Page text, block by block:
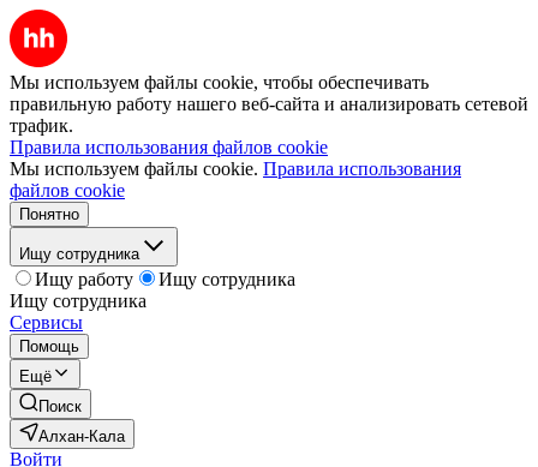
Мы используем файлы cookie, чтобы обеспечивать
правильную работу нашего веб-сайта и анализировать сетевой
трафик.
Правила использования файлов cookie
Мы используем файлы cookie. Правила использования
файлов cookie
Понятно
Ищу сотрудника
Ищу работу
Ищу сотрудника
Ищу сотрудника
Сервисы
Помощь
Ещё
Поиск
Алхан-Кала
Войти